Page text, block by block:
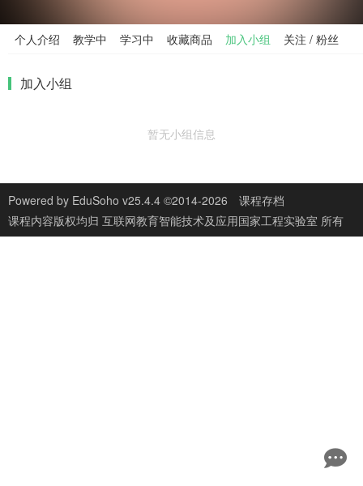
个人介绍 教学中 学习中 收藏商品 加入小组 关注 / 粉丝
加入小组
暂无小组信息
Powered by EduSoho v25.4.4 ©2014-2026
课程存档
课程内容版权均归 互联网教育智能技术及应用国家工程实验室 所有